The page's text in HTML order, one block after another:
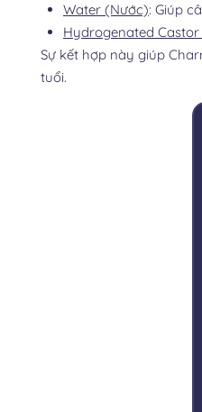
Water (Nước): Giúp
Hydrogenated Castor
Sự kết hợp này giúp
tuổi.